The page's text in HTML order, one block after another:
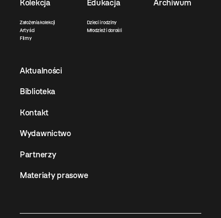
Kolekcja
Założenia kolekcji
Artyści
Filmy
Edukacja
Dzieci i rodziny
Młodzież i dorośli
Archiwum
Aktualności
Biblioteka
Kontakt
Wydawnictwo
Partnerzy
Materiały prasowe